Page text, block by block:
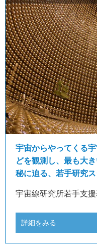
宇宙からやってくる
どを観測し、最も大
秘に迫る、若手研究
宇宙線研究所若手支
詳細をみる